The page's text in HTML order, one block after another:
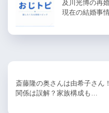
及川光博の再
現在の結婚事
斎藤隆の奥さんは由希子さん
関係は誤解？家族構成も…